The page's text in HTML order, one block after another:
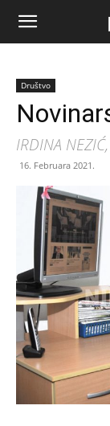
Naša
riječ
Zenica
Društvo
IRDINA
16. Februara 2021.